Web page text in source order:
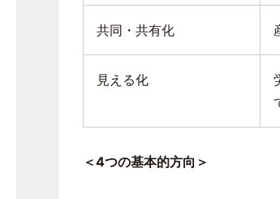
共同・共有化
見える化
＜4つの基本的方向＞